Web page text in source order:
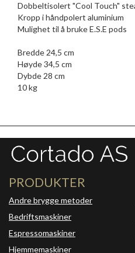
Dobbeltisolert "Cool Touch"
Kropp i håndpolert aluminium
Mulighet til å bruke E.S.E pods
Bredde 24,5 cm
Høyde 34,5 cm
Dybde 28 cm
10 kg
PRODUKTER
Andre brygge metoder
Bedriftsmaskiner
Espressomaskiner
Hjemmemaskiner